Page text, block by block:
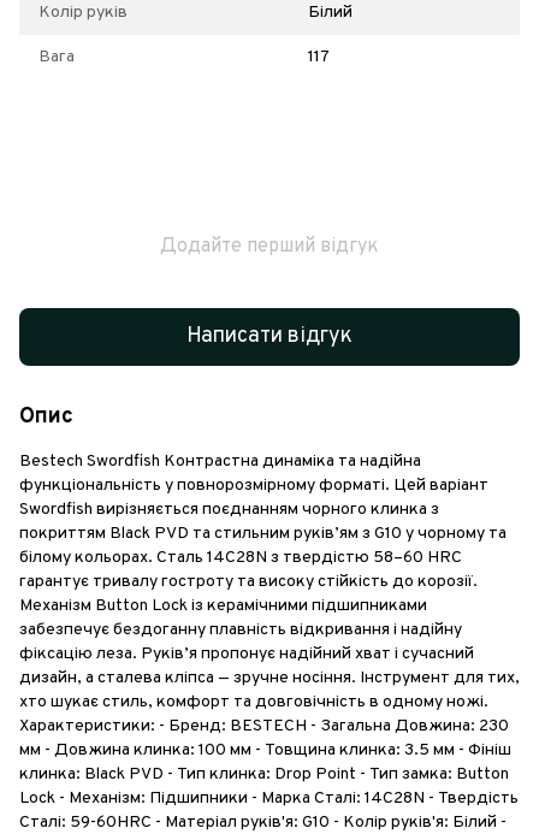
Колір руків Білий
Вага 117
Додайте перший відгук
Написати відгук
Опис
Bestech Swordfish Контрастна динаміка та надійна
функціональність у повнорозмірному форматі. Цей варіант
Swordfish вирізняється поєднанням чорного клинка з
покриттям Black PVD та стильним руків’ям з G10 у чорному та
білому кольорах. Сталь 14C28N з твердістю 58–60 HRC
гарантує тривалу гостроту та високу стійкість до корозії.
Механізм Button Lock із керамічними підшипниками
забезпечує бездоганну плавність відкривання і надійну
фіксацію леза. Руків’я пропонує надійний хват і сучасний
дизайн, а сталева кліпса — зручне носіння. Інструмент для тих,
хто шукає стиль, комфорт та довговічність в одному ножі.
Характеристики: - Бренд: BESTECH - Загальна Довжина: 230
мм - Довжина клинка: 100 мм - Товщина клинка: 3.5 мм - Фініш
клинка: Black PVD - Тип клинка: Drop Point - Тип замка: Button
Lock - Механізм: Підшипники - Марка Сталі: 14C28N - Твердість
Сталі: 59-60HRC - Матеріал руків'я: G10 - Колір руків'я: Білий -